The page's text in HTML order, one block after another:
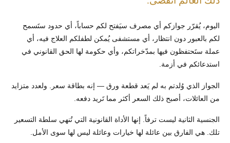
اليوم، يُقرّر جوازكم أي مصرف سيَفتح لكم حساباً، أي حدود ستَسمح
لكم بالعبور دون انتظار، أي مستشفى يُمكن لطفلكم العلاج فيه، أي
عملة ستَحتفظون فيها بمدّخراتكم، وأي حكومة لها الحق القانوني في
استدعائكم في أزمة.
الجواز الذي وُلدتم به لم يَعد قطعة ورق — إنه بطاقة سعر. ولعدد متزايد
من العائلات، أصبح ذلك السعر أكثر مما تَريد دفعه.
الجنسية الثانية ليست ترفاً. إنها الأداة القانونية التي تُنهي سلطة التسعير
تلك. هي الفارق بين عائلة لها خيارات وعائلة ليس لها سوى الأمل.